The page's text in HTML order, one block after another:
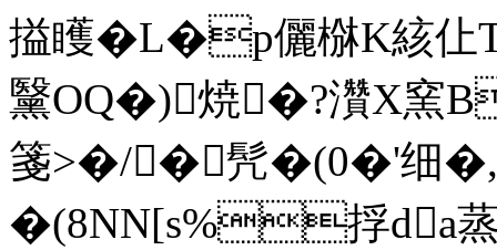
搤矆�L�p儷椕K絯仩
黳OQ�)焼�?灒X窯
箋>�/�髠�(0�'细�,
�(8NN[s%捊da蒸